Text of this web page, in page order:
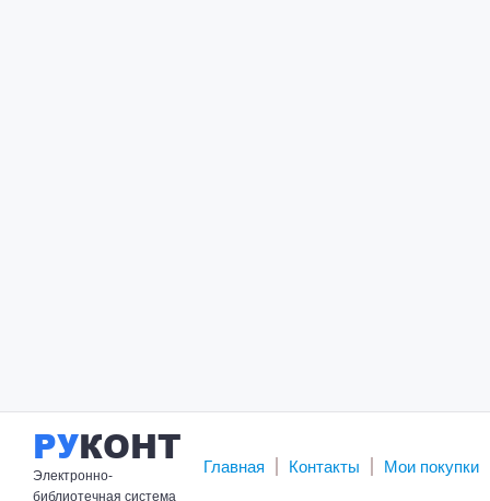
РУКОНТ
Электронно-
библиотечная система
Главная Контакты Мои покупки